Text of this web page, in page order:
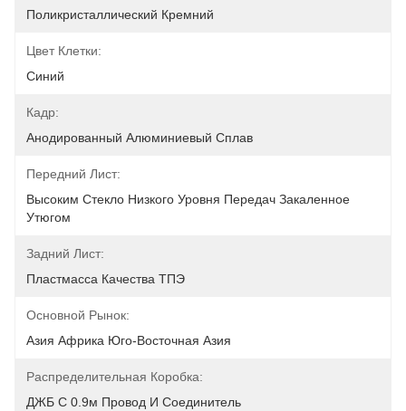
Поликристаллический Кремний
Цвет Клетки:
Синий
Кадр:
Анодированный Алюминиевый Сплав
Передний Лист:
Высоким Стекло Низкого Уровня Передач Закаленное
Утюгом
Задний Лист:
Пластмасса Качества ТПЭ
Основной Рынок:
Азия Африка Юго-Восточная Азия
Распределительная Коробка:
ДЖБ С 0.9м Провод И Соединитель